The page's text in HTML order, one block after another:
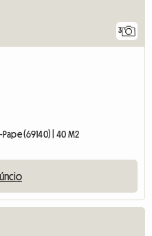
3
(69140) | 40 M2